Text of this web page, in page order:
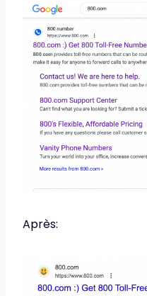
Après: